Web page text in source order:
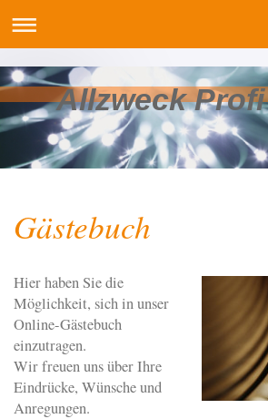
Allzweck Profi
Gästebuch
Hier haben Sie die
Möglichkeit, sich in unser
Online-Gästebuch
einzutragen.
Wir freuen uns über Ihre
Eindrücke, Wünsche und
Anregungen.